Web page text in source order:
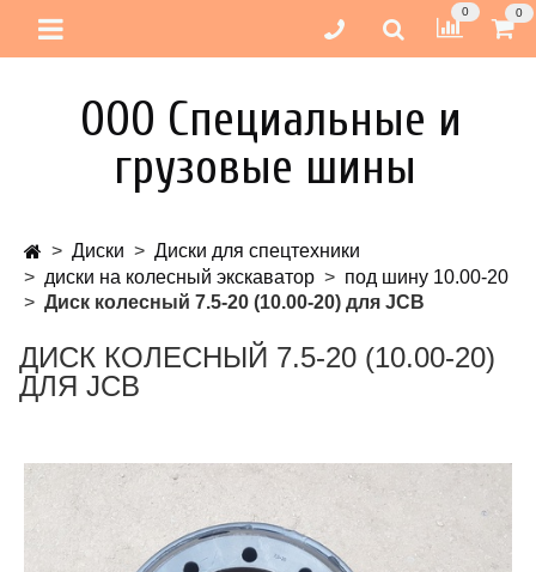
0 0
ООО Специальные и
грузовые шины
Диски
Диски для спецтехники
диски на колесный экскаватор
под шину 10.00-20
Диск колесный 7.5-20 (10.00-20) для JCB
ДИСК КОЛЕСНЫЙ 7.5-20 (10.00-20)
ДЛЯ JCB